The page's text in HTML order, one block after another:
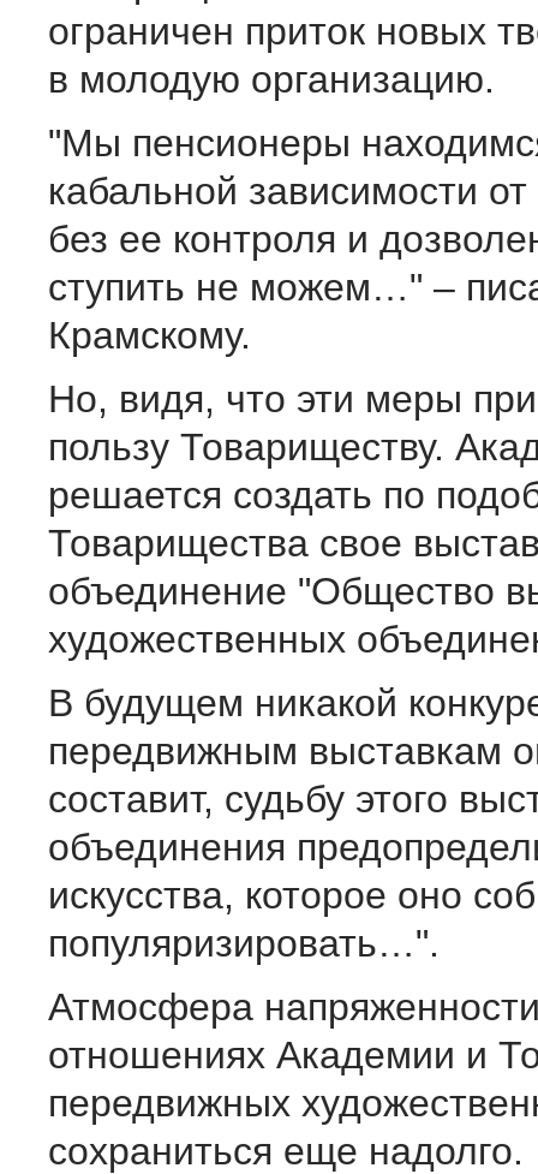
ограничен приток новых
в молодую организацию.
"Мы пенсионеры
кабальной зависимости
без ее контроля и
ступить не можем…" –
Крамскому.
Но, видя, что эти меры
пользу Товариществу.
решается создать по
Товарищества свое
объединение "Общество
художественных
В будущем никакой
передвижным выставкам
составит, судьбу этого
объединения
искусства, которое оно
популяризировать…".
Атмосфера
отношениях Академии и
передвижных
сохраниться еще надолго.